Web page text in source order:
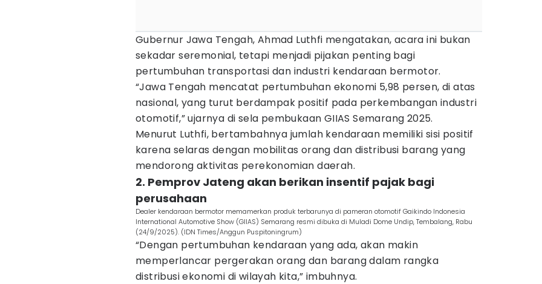
Gubernur Jawa Tengah, Ahmad Luthfi mengatakan, acara ini bukan
sekadar seremonial, tetapi menjadi pijakan penting bagi
pertumbuhan transportasi dan industri kendaraan bermotor.
“Jawa Tengah mencatat pertumbuhan ekonomi 5,98 persen, di atas
nasional, yang turut berdampak positif pada perkembangan industri
otomotif,” ujarnya di sela pembukaan GIIAS Semarang 2025.
Menurut Luthfi, bertambahnya jumlah kendaraan memiliki sisi positif
karena selaras dengan mobilitas orang dan distribusi barang yang
mendorong aktivitas perekonomian daerah.
2. Pemprov Jateng akan berikan insentif pajak bagi
perusahaan
Dealer kendaraan bermotor memamerkan produk terbarunya di pameran otomotif Gaikindo Indonesia
International Automotive Show (GIIAS) Semarang resmi dibuka di Muladi Dome Undip, Tembalang, Rabu
(24/9/2025). (IDN Times/Anggun Puspitoningrum)
“Dengan pertumbuhan kendaraan yang ada, akan makin
memperlancar pergerakan orang dan barang dalam rangka
distribusi ekonomi di wilayah kita,” imbuhnya.